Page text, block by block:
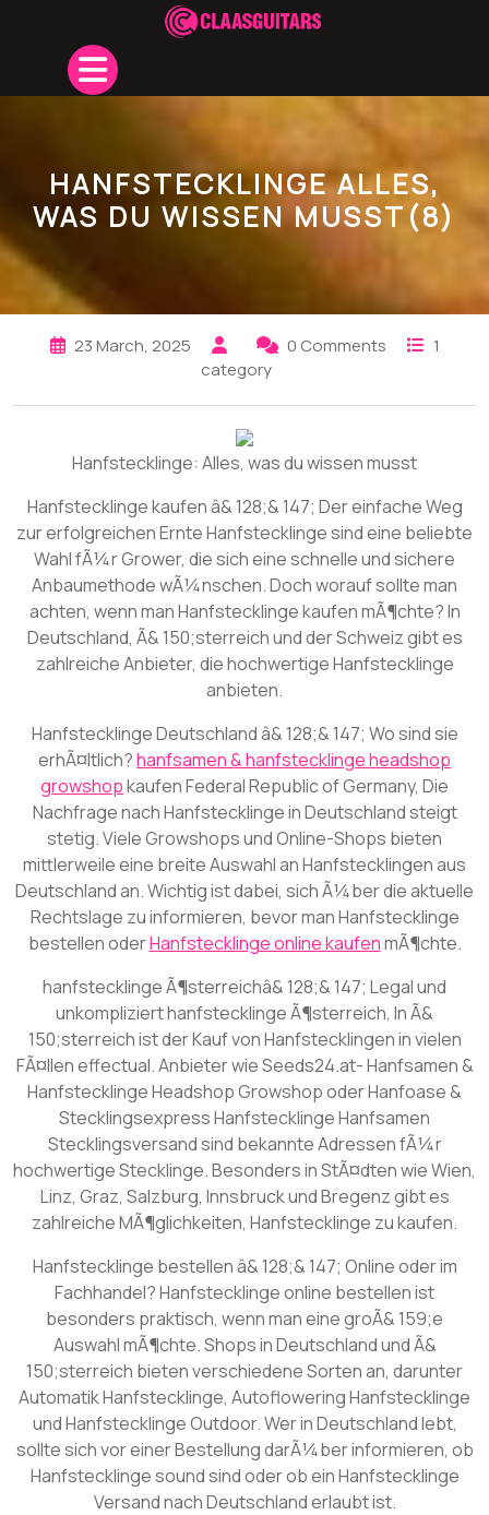
Open
Button
HANFSTECKLINGE ALLES,
WAS DU WISSEN MUSST(8)
23 March, 2025 0 Comments
1
category
Hanfstecklinge: Alles, was du wissen musst
Hanfstecklinge kaufen â& 128;& 147; Der einfache Weg
zur erfolgreichen Ernte Hanfstecklinge sind eine beliebte
Wahl fÃ¼r Grower, die sich eine schnelle und sichere
Anbaumethode wÃ¼nschen. Doch worauf sollte man
achten, wenn man Hanfstecklinge kaufen mÃ¶chte? In
Deutschland, Ã& 150;sterreich und der Schweiz gibt es
zahlreiche Anbieter, die hochwertige Hanfstecklinge
anbieten.
Hanfstecklinge Deutschland â& 128;& 147; Wo sind sie
erhÃ¤ltlich?hanfsamen & hanfstecklinge headshop
growshopkaufen Federal Republic of Germany, Die
Nachfrage nach Hanfstecklinge in Deutschland steigt
stetig. Viele Growshops und Online-Shops bieten
mittlerweile eine breite Auswahl an Hanfstecklingen aus
Deutschland an. Wichtig ist dabei, sich Ã¼ber die aktuelle
Rechtslage zu informieren, bevor man Hanfstecklinge
bestellen oderHanfstecklinge online kaufenmÃ¶chte.
hanfstecklinge Ã¶sterreichâ& 128;& 147; Legal und
unkompliziert hanfstecklinge Ã¶sterreich, In Ã&
150;sterreich ist der Kauf von Hanfstecklingen in vielen
FÃ¤llen effectual. Anbieter wie Seeds24.at- Hanfsamen &
Hanfstecklinge Headshop Growshop oder Hanfoase &
Stecklingsexpress Hanfstecklinge Hanfsamen
Stecklingsversand sind bekannte Adressen fÃ¼r
hochwertige Stecklinge. Besonders in StÃ¤dten wie Wien,
Linz, Graz, Salzburg, Innsbruck und Bregenz gibt es
zahlreiche MÃ¶glichkeiten, Hanfstecklinge zu kaufen.
Hanfstecklinge bestellen â& 128;& 147; Online oder im
Fachhandel? Hanfstecklinge online bestellen ist
besonders praktisch, wenn man eine groÃ& 159;e
Auswahl mÃ¶chte. Shops in Deutschland und Ã&
150;sterreich bieten verschiedene Sorten an, darunter
Automatik Hanfstecklinge, Autoflowering Hanfstecklinge
und Hanfstecklinge Outdoor. Wer in Deutschland lebt,
sollte sich vor einer Bestellung darÃ¼ber informieren, ob
Hanfstecklinge sound sind oder ob ein Hanfstecklinge
Versand nach Deutschland erlaubt ist.